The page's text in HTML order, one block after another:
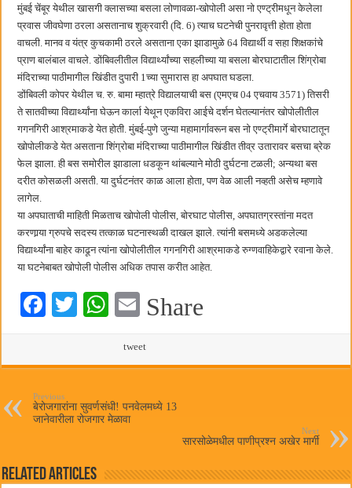
छत्रपती शिवाजी महाराज महाराजस्व समाधान शिबिरास पनवेलमध्ये उत्स्फूर्त प्रतिसाद
मुंबई चेंबूर येथील खासगी क्लासच्या बसला लोणावळा-खोपोली असा नो एण्ट्रीमधून केलेला
प्रवास जीवघेणा ठरला असतानाच शुक्रवारी (दि. 6) त्याच घटनेची पुनरावृत्ती होता होता
वाचली. मानव व यंत्र कुचकामी ठरले असताना एका झाडामुळे 64 विद्यार्थी व सहा शिक्षकांचे
प्राण बालंबाल वाचले. डोंबिवलीतील विद्यार्थ्यांच्या सहलीच्या या बसला बोरघाटातील शिंग्रोबा
मंदिराच्या पाठीमागील खिंडीत दुपारी 1च्या सुमारास हा अपघात घडला.
डोंबिवली कोपर येथील च. रु. बामा म्हात्रे विद्यालयाची बस (एमएच 04 एचवाय 3571) तिसरी
ते सातवीच्या विद्यार्थ्यांना घेऊन कार्ला येथून एकविरा आईचे दर्शन घेतल्यानंतर खोपोलीतील
गगनगिरी आश्रमाकडे येत होती. मुंबई-पुणे जुन्या महामार्गावरून बस नो एण्ट्रीमार्गे बोरघाटातून
खोपोलीकडे येत असताना शिंग्रोबा मंदिराच्या पाठीमागील खिंडीत तीव्र उतारावर बसचा ब्रेक
फेल झाला. ही बस समोरील झाडाला धडकून थांबल्याने मोठी दुर्घटना टळली; अन्यथा बस
दरीत कोसळली असती. या दुर्घटनंतर काळ आला होता, पण वेळ आली नव्हती असेच म्हणावे
लागेल.
या अपघाताची माहिती मिळताच खोपोली पोलीस, बोरघाट पोलीस, अपघातग्रस्तांना मदत
करणार्‍या ग्रुपचे सदस्य तत्काळ घटनास्थळी दाखल झाले. त्यांनी बसमध्ये अडकलेल्या
विद्यार्थ्यांना बाहेर काढून त्यांना खोपोलीतील गगनगिरी आश्रमाकडे रुग्णवाहिकेद्वारे रवाना केले.
या घटनेबाबत खोपोली पोलीस अधिक तपास करीत आहेत.
Fa T
W
ts
pp
E
ail
Share
tweet
Previous
बेरोजगारांना सुवर्णसंधी! पनवेलमध्ये 13
जानेवारीला रोजगार मेळावा
Next
सारसोळेमधील पाणीप्रश्न अखेर मार्गी
Related Articles